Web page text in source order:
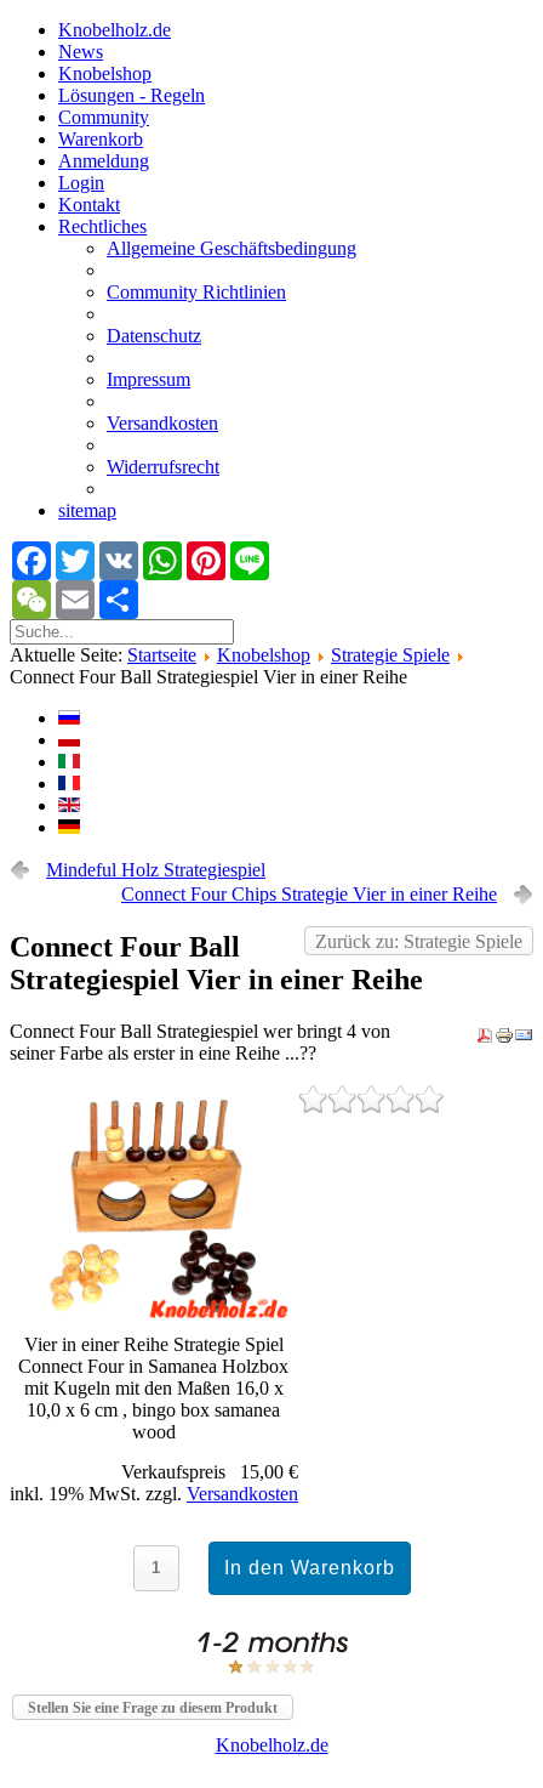
Knobelholz.de
News
Knobelshop
Lösungen - Regeln
Community
Warenkorb
Anmeldung
Login
Kontakt
Rechtliches
Allgemeine Geschäftsbedingung
Community Richtlinien
Datenschutz
Impressum
Versandkosten
Widerrufsrecht
sitemap
Facebook
TwitterVK WhatsApp
Pinterest
WeChatEmail
Aktuelle Seite: Startseite Knobelshop
Strategie Spiele
Connect Four Ball Strategiespiel Vier in einer Reihe
Mindeful Holz Strategiespiel
Connect Four Chips Strategie Vier in einer Reihe
Zurück zu: Strategie Spiele
Connect Four Ball
Strategiespiel Vier in einer Reihe
Connect Four Ball Strategiespiel wer bringt 4 von
seiner Farbe als erster in eine Reihe ...??
Vier in einer Reihe Strategie Spiel
Connect Four in Samanea Holzbox
mit Kugeln mit den Maßen 16,0 x
10,0 x 6 cm , bingo box samanea
wood
Verkaufspreis
15,00 €
inkl. 19% MwSt. zzgl. Versandkosten
Stellen Sie eine Frage zu diesem Produkt
Knobelholz.de